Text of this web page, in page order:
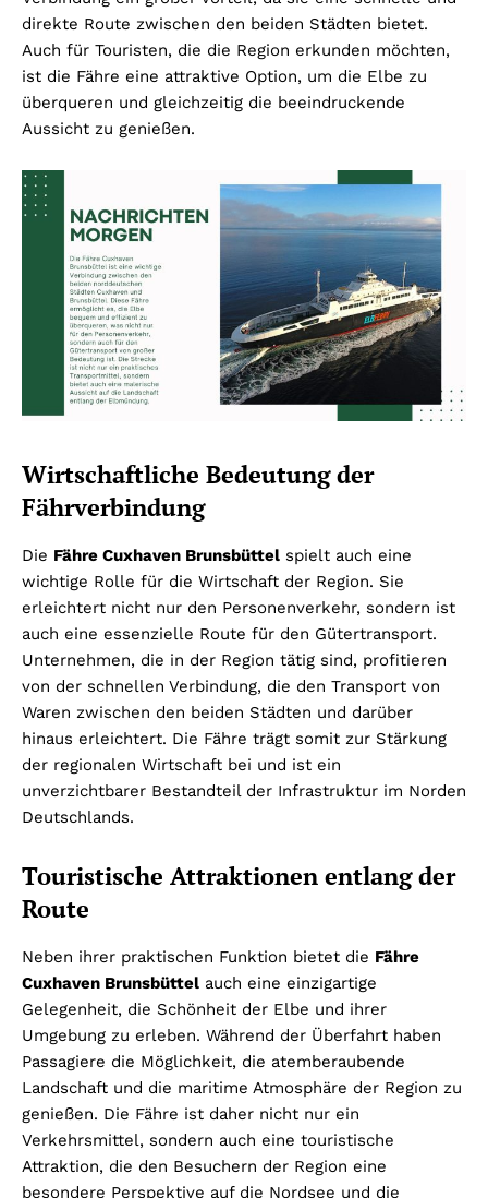
direkte Route zwischen den beiden Städten bietet.
Auch für Touristen, die die Region erkunden möchten,
ist die Fähre eine attraktive Option, um die Elbe zu
überqueren und gleichzeitig die beeindruckende
Aussicht zu genießen.
Wirtschaftliche Bedeutung der
Fährverbindung
Die Fähre Cuxhaven Brunsbüttel spielt auch eine
wichtige Rolle für die Wirtschaft der Region. Sie
erleichtert nicht nur den Personenverkehr, sondern ist
auch eine essenzielle Route für den Gütertransport.
Unternehmen, die in der Region tätig sind, profitieren
von der schnellen Verbindung, die den Transport von
Waren zwischen den beiden Städten und darüber
hinaus erleichtert. Die Fähre trägt somit zur Stärkung
der regionalen Wirtschaft bei und ist ein
unverzichtbarer Bestandteil der Infrastruktur im Norden
Deutschlands.
Touristische Attraktionen entlang der
Route
Neben ihrer praktischen Funktion bietet die Fähre
Cuxhaven Brunsbüttel auch eine einzigartige
Gelegenheit, die Schönheit der Elbe und ihrer
Umgebung zu erleben. Während der Überfahrt haben
Passagiere die Möglichkeit, die atemberaubende
Landschaft und die maritime Atmosphäre der Region zu
genießen. Die Fähre ist daher nicht nur ein
Verkehrsmittel, sondern auch eine touristische
Attraktion, die den Besuchern der Region eine
besondere Perspektive auf die Nordsee und die